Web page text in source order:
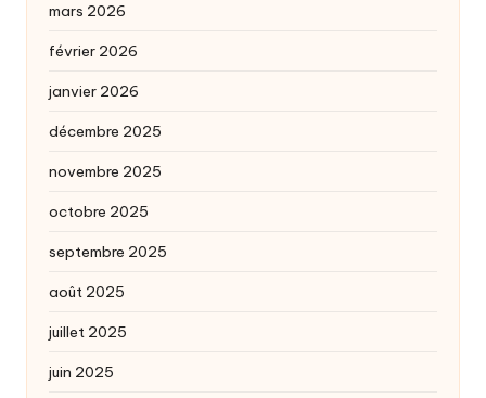
mars 2026
février 2026
janvier 2026
décembre 2025
novembre 2025
octobre 2025
septembre 2025
août 2025
juillet 2025
juin 2025